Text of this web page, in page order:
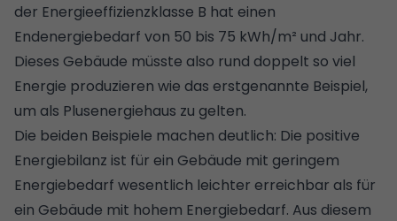
der Energieeffizienzklasse B hat einen
Endenergiebedarf von 50 bis 75 kWh/m² und Jahr.
Dieses Gebäude müsste also rund doppelt so viel
Energie produzieren wie das erstgenannte Beispiel,
um als Plusenergiehaus zu gelten.
Die beiden Beispiele machen deutlich: Die positive
Energiebilanz ist für ein Gebäude mit geringem
Energiebedarf wesentlich leichter erreichbar als für
ein Gebäude mit hohem Energiebedarf. Aus diesem